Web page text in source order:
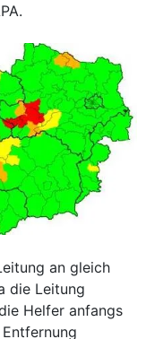
an gleich
die Leitung
Helfer anfangs